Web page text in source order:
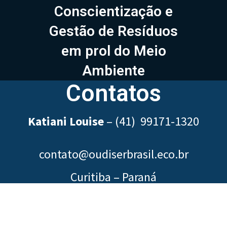
Conscientização e
Gestão de Resíduos
em prol do Meio
Ambiente
Contatos
Katiani Louise– (41) 99171-1320
contato@oudiserbrasil.eco.br
Curitiba – Paraná